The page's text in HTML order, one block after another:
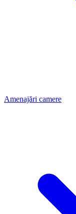
Amenajări camere